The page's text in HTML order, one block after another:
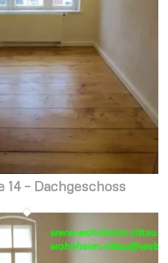
14 – Dachgeschoss